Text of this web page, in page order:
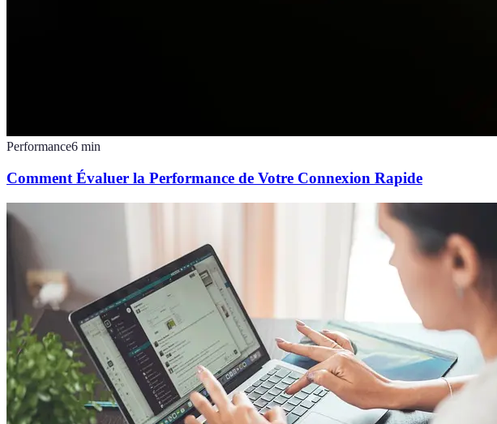
Performance6 min
Comment Évaluer la Performance de Votre Connexion Rapide